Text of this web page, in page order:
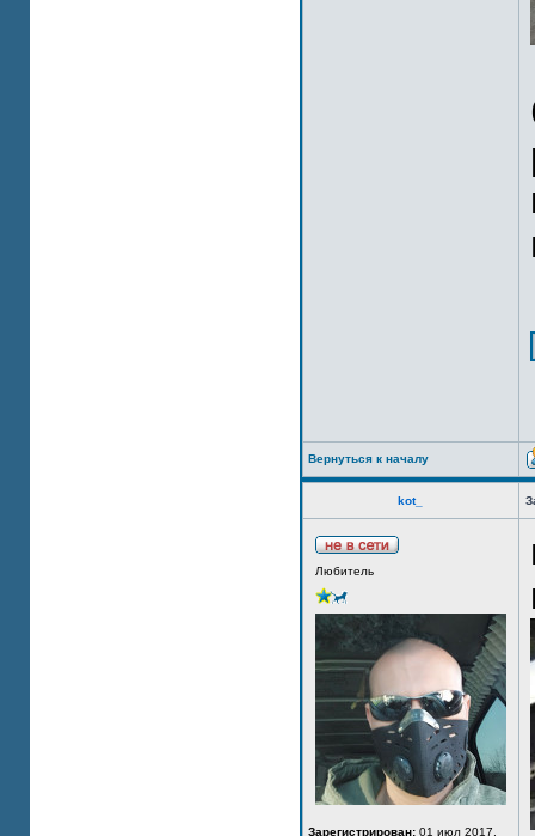
Вернуться к началу
kot_
Любитель
Зарегистрирован: 01 июл 2017,